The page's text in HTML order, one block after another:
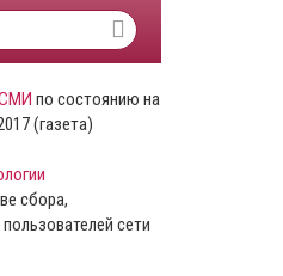
СМИ по состоянию на
(газета)
сбора,
сети